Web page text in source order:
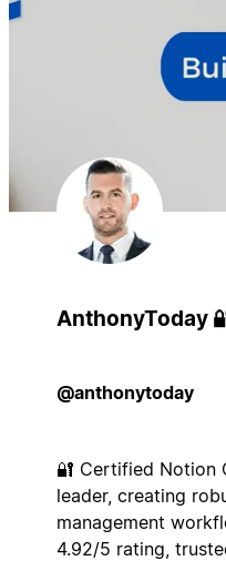
AnthonyToday
@anthonytoday
🔐 Certified Notion
leader, creating
management
4.92/5 rating,